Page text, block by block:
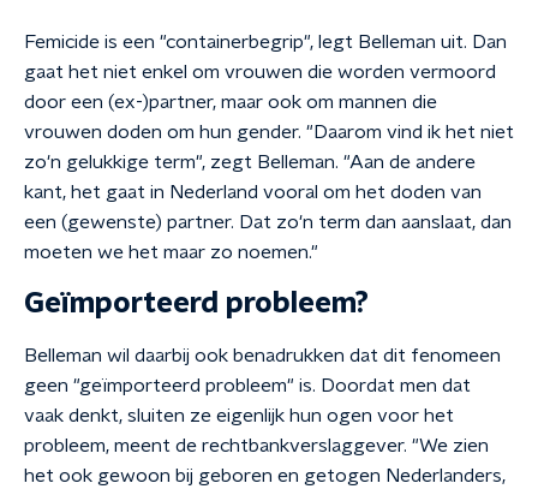
Femicide is een "containerbegrip", legt Belleman uit. Dan
gaat het niet enkel om vrouwen die worden vermoord
door een (ex-)partner, maar ook om mannen die
vrouwen doden om hun gender. "Daarom vind ik het niet
zo'n gelukkige term", zegt Belleman. "Aan de andere
kant, het gaat in Nederland vooral om het doden van
een (gewenste) partner. Dat zo'n term dan aanslaat, dan
moeten we het maar zo noemen."
Geïmporteerd probleem?
Belleman wil daarbij ook benadrukken dat dit fenomeen
geen "geïmporteerd probleem" is. Doordat men dat
vaak denkt, sluiten ze eigenlijk hun ogen voor het
probleem, meent de rechtbankverslaggever. "We zien
het ook gewoon bij geboren en getogen Nederlanders,